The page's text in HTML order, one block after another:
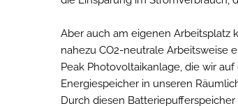
Aber auch am eigenen Arbeitsplatz
nahezu CO2-neutrale Arbeitsweise
Peak Photovoltaikanlage, die wir
Energiespeicher in unseren
Durch diesen